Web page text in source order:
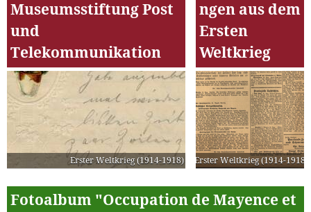
Erster Weltkrieg (1914-1918)
Museumsstiftung Post
und
Telekommunikation
Fotoalbum "Occupation de Mayence et
Erster Weltkrieg (1914-1918)
ngen aus dem
Ersten
Weltkrieg